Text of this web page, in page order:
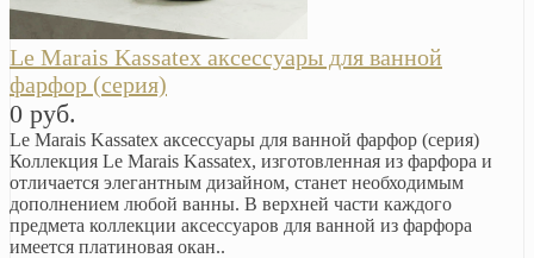
Le Marais Kassatex аксессуары для ванной
фарфор (серия)
0 руб.
Le Marais Kassatex аксессуары для ванной фарфор (серия)
Коллекция Le Marais Kassatex, изготовленная из фарфора и
отличается элегантным дизайном, станет необходимым
дополнением любой ванны. В верхней части каждого
предмета коллекции аксессуаров для ванной из фарфора
имеется платиновая окан..